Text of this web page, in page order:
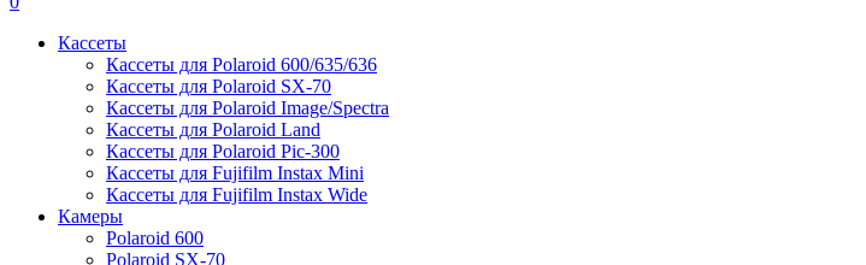
Кассеты
Кассеты для Polaroid 600/635/636
Кассеты для Polaroid SX-70
Кассеты для Polaroid Image/Spectra
Кассеты для Polaroid Land
Кассеты для Polaroid Pic-300
Кассеты для Fujifilm Instax Mini
Кассеты для Fujifilm Instax Wide
Камеры
Polaroid 600
Polaroid SX-70